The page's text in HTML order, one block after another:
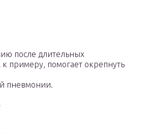
после длительных
к примеру, помогает окрепнуть
пневмонии.